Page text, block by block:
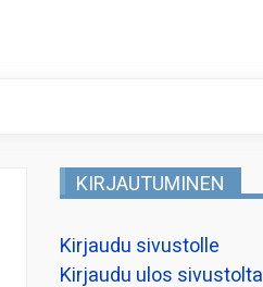
KIRJAUTUMINEN
Kirjaudu sivustolle
Kirjaudu ulos sivustolta